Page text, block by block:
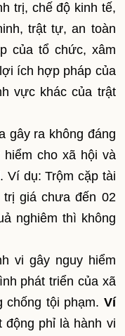
trị, chế độ kinh tế,
trật tự, an toàn
của tổ chức, xâm
ích hợp pháp của
vực khác của trật
gây ra không đáng
cho xã hội và
Ví dụ: Trộm cặp tài
giá chưa đến 02
nghiêm thì không
vi gây nguy hiểm
phát triển của xã
chống tội phạm. Ví
động phỉ là hành vi